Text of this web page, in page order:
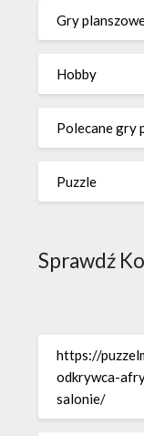
Gry
Hobby
Polecane gry
Puzzle
Sprawdź
https://
odkrywca-
salonie/